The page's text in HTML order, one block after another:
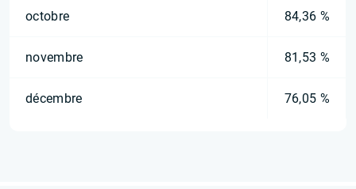
octobre 84,36 %
novembre 81,53 %
décembre 76,05 %